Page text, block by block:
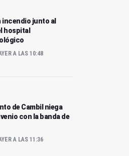
incendio junto al
hospital
A LAS 10:48
de Cambil niega
con la banda de
A LAS 11:36